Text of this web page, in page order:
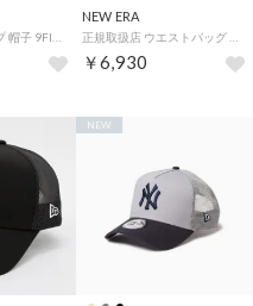
NEW ERA
￥6,930
NEW